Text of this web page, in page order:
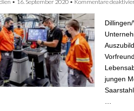
• 16. September 2020 • Kommentare
jungen
…